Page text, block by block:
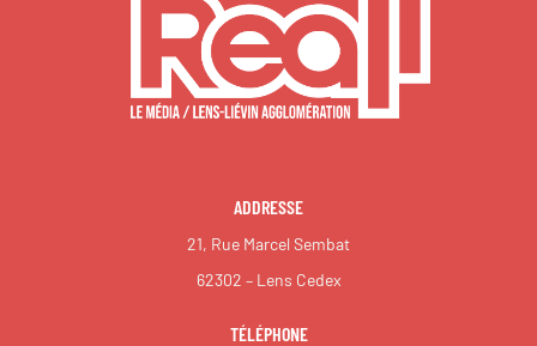
ADDRESSE
21, Rue Marcel Sembat
62302 – Lens Cedex
TÉLÉPHONE